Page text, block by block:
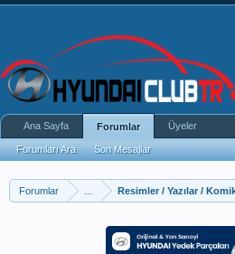
Forumlar Resimler / Yazılar /
Ana Sayfa Forumlar
Forumları Ara Son Mesajlar
Üyeler